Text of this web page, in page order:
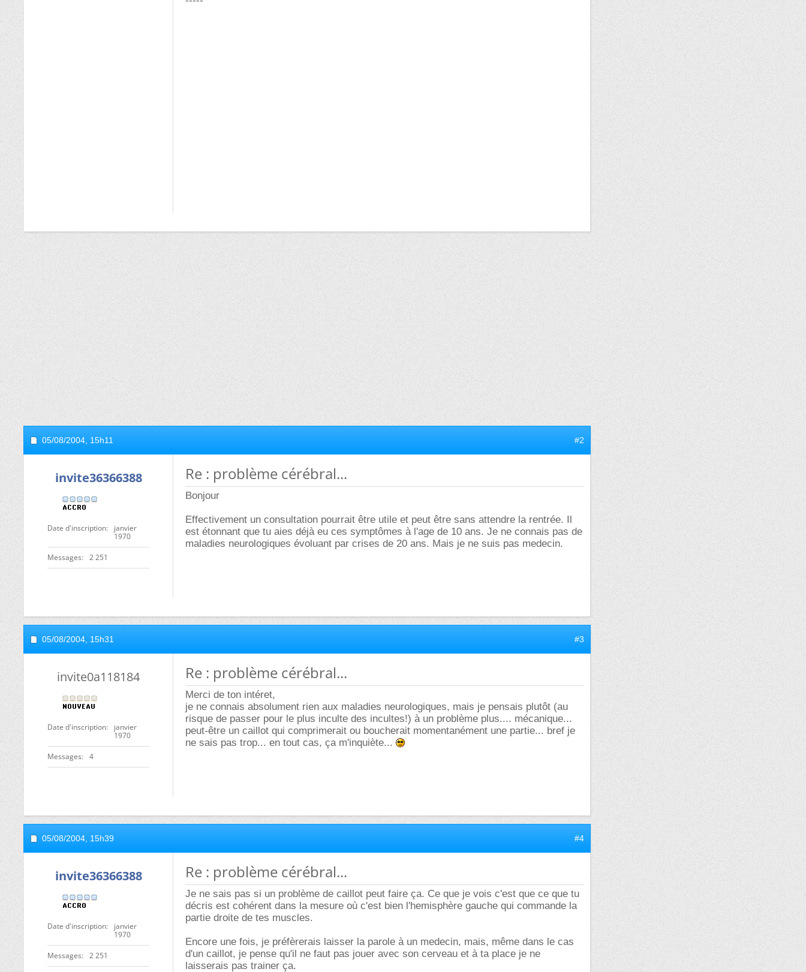
05/08/2004, 15h11 #2
invite36366388
Date d'inscription
janvier
1970
Messages 2 251
Re : problème cérébral...
Bonjour
Effectivement un consultation pourrait être utile et peut être sans attendre la rentrée. Il
est étonnant que tu aies déjà eu ces symptômes à l'age de 10 ans. Je ne connais pas de
maladies neurologiques évoluant par crises de 20 ans. Mais je ne suis pas medecin.
05/08/2004, 15h31 #3
invite0a118184
Date d'inscription
janvier
1970
Messages 4
Re : problème cérébral...
Merci de ton intéret,
je ne connais absolument rien aux maladies neurologiques, mais je pensais plutôt (au
risque de passer pour le plus inculte des incultes!) à un problème plus.... mécanique...
peut-être un caillot qui comprimerait ou boucherait momentanément une partie... bref je
ne sais pas trop... en tout cas, ça m'inquiète...
05/08/2004, 15h39 #4
invite36366388
Date d'inscription
janvier
1970
Messages 2 251
Re : problème cérébral...
Je ne sais pas si un problème de caillot peut faire ça. Ce que je vois c'est que ce que tu
décris est cohérent dans la mesure où c'est bien l'hemisphère gauche qui commande la
partie droite de tes muscles.
Encore une fois, je préfèrerais laisser la parole à un medecin, mais, même dans le cas
d'un caillot, je pense qu'il ne faut pas jouer avec son cerveau et à ta place je ne
laisserais pas trainer ça.